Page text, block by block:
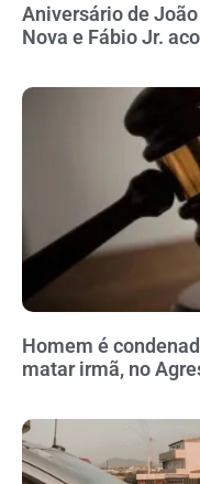
Aniversário de
Nova e Fábio Jr.
Homem é
matar irmã, no